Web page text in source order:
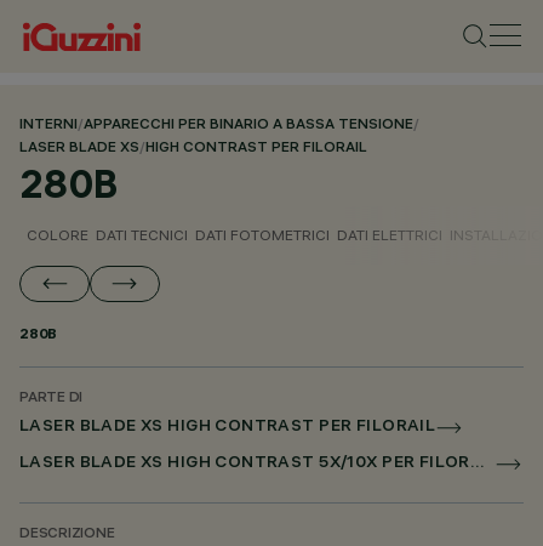
INTERNI/APPARECCHI PER BINARIO A BASSA TENSIONE/
LASER BLADE XS/HIGH CONTRAST PER FILORAIL
280B
COLORE DATI TECNICI DATI FOTOMETRICI DATI ELETTRICI
280B
PARTE DI
LASER BLADE XS HIGH CONTRAST PER FILORAIL
LASER BLADE XS HIGH CONTRAST 5X/10X PER FILORAIL DALI POWERLINE
DESCRIZIONE